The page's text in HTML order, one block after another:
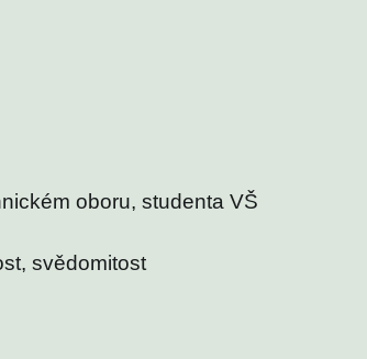
oboru, studenta VŠ
svědomitost